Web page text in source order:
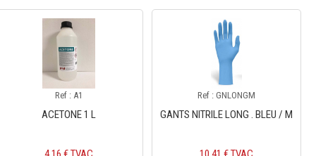
Ref : A1
ACETONE 1 L
Ref : GNLONGM
GANTS NITRILE LONG . BLEU / M